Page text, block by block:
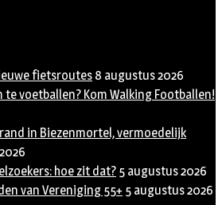
fietsroutes 8 augustus 2026
te voetballen? Kom Walking Footballen!
in Biezenmortel, vermoedelijk
hoe zit dat? 5 augustus 2026
van Vereniging 55+ 5 augustus 2026